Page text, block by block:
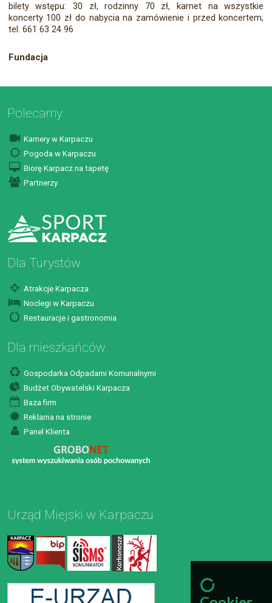
bilety wstępu: 30 zł, rodzinny 70 zł, karnet na wszystkie
koncerty 100 zł do nabycia na zamówienie i przed koncertem;
tel. 661 63 24 96
Fundacja
Polecamy
Kamery w Karpaczu
Pogoda w Karpaczu
Biorę Karpacz na tapetę
Partnerzy
Dla Turystów
Atrakcje Karpacza
Noclegi w Karpaczu
Restauracje i gastronomia
Dla mieszkańców
Gospodarka Odpadami Komunalnymi
Budżet Obywatelski Karpacza
Baza firm
Reklama na stronie
Panel Klienta
Urząd Miejski w Karpaczu